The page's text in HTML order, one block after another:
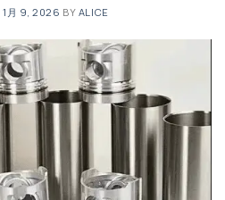
1月 9, 2026 BY ALICE